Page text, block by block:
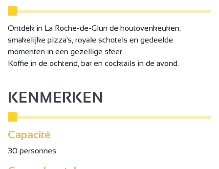
Ontdek in La Roche-de-Glun de houtovenkeuken:
smakelijke pizza's, royale schotels en gedeelde
momenten in een gezellige sfeer.
Koffie in de ochtend, bar en cocktails in de avond.
KENMERKEN
Capacité
30 personnes